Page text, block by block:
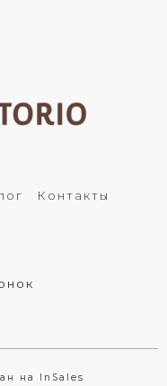
Контакты
на InSales